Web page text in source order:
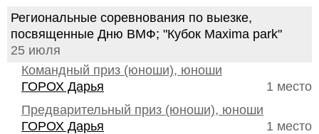
Региональные соревнования по выезке,
посвященные Дню ВМФ; "Кубок Maxima park"
25 июля
Командный приз (юноши), юноши
1 место
ГОРОХ Дарья
Предварительный приз (юноши), юноши
1 место
ГОРОХ Дарья